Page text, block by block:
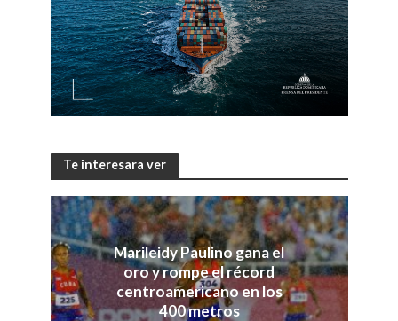
Te interesara ver
Marileidy Paulino gana el
oro y rompe el récord
centroamericano en los
400 metros